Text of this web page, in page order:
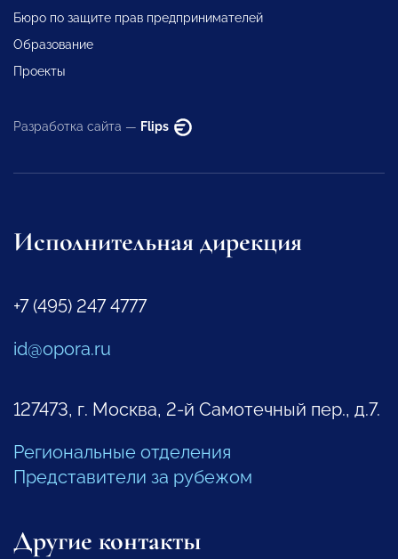
Бюро по защите прав предпринимателей
Образование
Проекты
Разработка сайта — Flips
Исполнительная дирекция
+7 (495) 247 4777
id@opora.ru
127473, г. Москва, 2-й Самотечный пер., д.7.
Региональные отделения
Представители за рубежом
Другие контакты